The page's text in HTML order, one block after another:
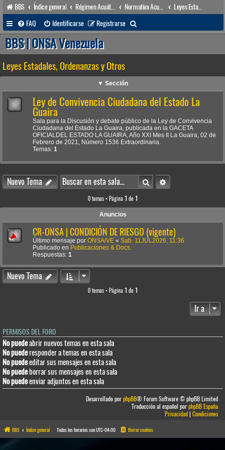
BBS Índice general
Leyes Estadales, Ordenanzas y Otros
FAQ
Identificarse Registrarse
u
a
r
BBS | ONSA Venezuela
Leyes Estadales, Ordenanzas y Otros
▼ Sección
Ley de Convivencia Ciudadana del Estado La
Guaira
Sala para la Discusión y debate público de la Ley de Convivencia
Ciudadana del Estado La Guaira, publicada en la GACETA
OFICIALDEL ESTADO LA GUAIRA, Año XXI Mes II La Guaira, 02 de
Febrero de 2021, Número 1536 Extraordinaria.
Temas: 1
Nuevo Tema BuscarBúsqueda avanzada
0 temas • Página 1 de 1
Anuncios
CR-ONSA | CONDICIÓN DE RIESGO (vigente)
Último mensaje por ONSA/VE « Sab. 11JUL2026, 11:36
Publicado en Publicaciones & Docs.
Respuestas: 1
Nuevo Tema
0 temas • Página 1 de 1
Ir a
PERMISOS DEL FORO
No puedeabrir nuevos temas en esta sala
No puederesponder a temas en esta sala
No puedeeditar sus mensajes en esta sala
No puedeborrar sus mensajes en esta sala
No puedeenviar adjuntos en esta sala
Desarrollado porphpBB® Forum Software © phpBB Limited
Traducción al español porphpBB España
Privacidad|Condiciones
BBS Índice general Todos los horarios sonUTC-04:00 Borrar cookies